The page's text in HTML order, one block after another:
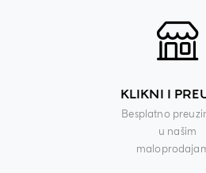
KLIKNI I
Besplatno
u našim